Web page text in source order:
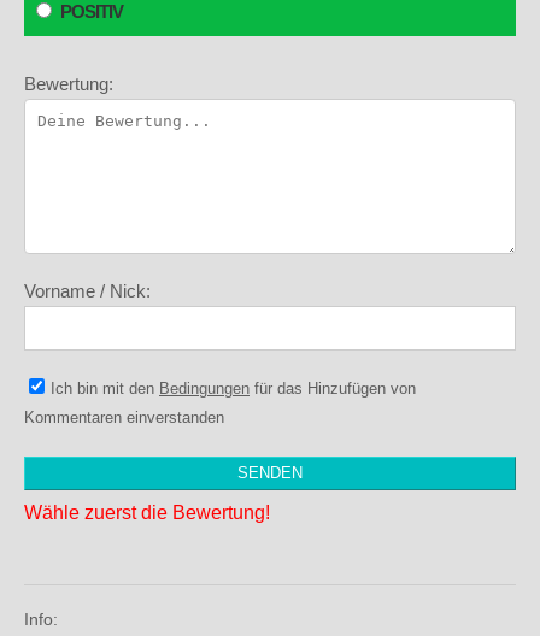
POSITIV
Bewertung:
Vorname / Nick:
Ich bin mit den Bedingungen für das Hinzufügen von
Kommentaren einverstanden
Wähle zuerst die Bewertung!
Info: